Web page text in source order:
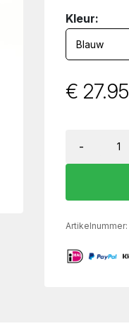
Kleur:
€ 27.95
-
Artikelnummer: